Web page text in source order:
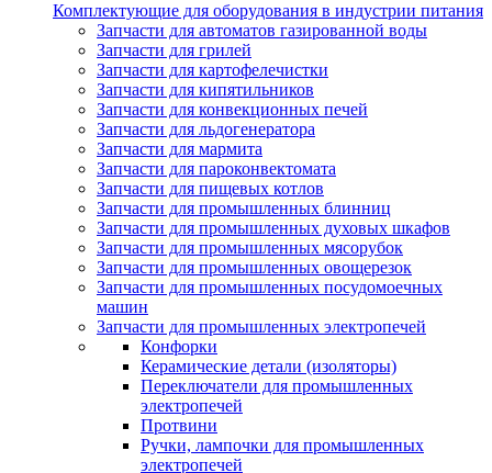
Комплектующие для оборудования в индустрии питания
Запчасти для автоматов газированной воды
Запчасти для грилей
Запчасти для картофелечистки
Запчасти для кипятильников
Запчасти для конвекционных печей
Запчасти для льдогенератора
Запчасти для мармита
Запчасти для пароконвектомата
Запчасти для пищевых котлов
Запчасти для промышленных блинниц
Запчасти для промышленных духовых шкафов
Запчасти для промышленных мясорубок
Запчасти для промышленных овощерезок
Запчасти для промышленных посудомоечных
машин
Запчасти для промышленных электропечей
Конфорки
Керамические детали (изоляторы)
Переключатели для промышленных
электропечей
Протвини
Ручки, лампочки для промышленных
электропечей